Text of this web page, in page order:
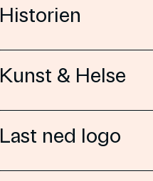
Historien
Kunst & Helse
Last ned logo